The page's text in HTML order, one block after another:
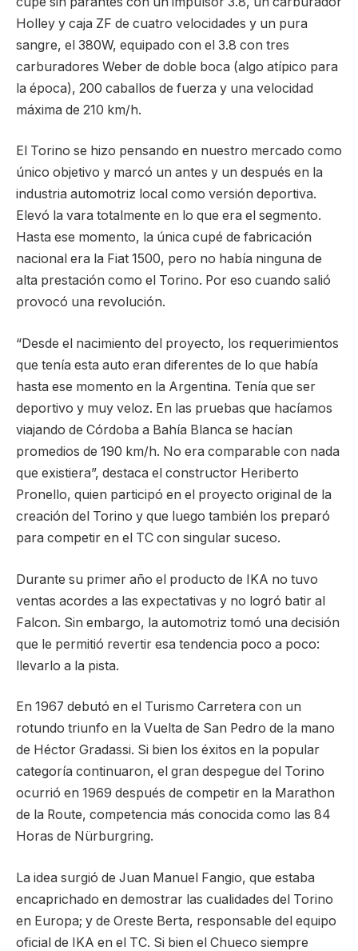
Holley y caja ZF de cuatro velocidades y un pura
sangre, el 380W, equipado con el 3.8 con tres
carburadores Weber de doble boca (algo atípico para
la época), 200 caballos de fuerza y una velocidad
máxima de 210 km/h.
El Torino se hizo pensando en nuestro mercado como
único objetivo y marcó un antes y un después en la
industria automotriz local como versión deportiva.
Elevó la vara totalmente en lo que era el segmento.
Hasta ese momento, la única cupé de fabricación
nacional era la Fiat 1500, pero no había ninguna de
alta prestación como el Torino. Por eso cuando salió
provocó una revolución.
“Desde el nacimiento del proyecto, los requerimientos
que tenía esta auto eran diferentes de lo que había
hasta ese momento en la Argentina. Tenía que ser
deportivo y muy veloz. En las pruebas que hacíamos
viajando de Córdoba a Bahía Blanca se hacían
promedios de 190 km/h. No era comparable con nada
que existiera”, destaca el constructor Heriberto
Pronello, quien participó en el proyecto original de la
creación del Torino y que luego también los preparó
para competir en el TC con singular suceso.
Durante su primer año el producto de IKA no tuvo
ventas acordes a las expectativas y no logró batir al
Falcon. Sin embargo, la automotriz tomó una decisión
que le permitió revertir esa tendencia poco a poco:
llevarlo a la pista.
En 1967 debutó en el Turismo Carretera con un
rotundo triunfo en la Vuelta de San Pedro de la mano
de Héctor Gradassi. Si bien los éxitos en la popular
categoría continuaron, el gran despegue del Torino
ocurrió en 1969 después de competir en la Marathon
de la Route, competencia más conocida como las 84
Horas de Nürburgring.
La idea surgió de Juan Manuel Fangio, que estaba
encaprichado en demostrar las cualidades del Torino
en Europa; y de Oreste Berta, responsable del equipo
oficial de IKA en el TC. Si bien el Chueco siempre